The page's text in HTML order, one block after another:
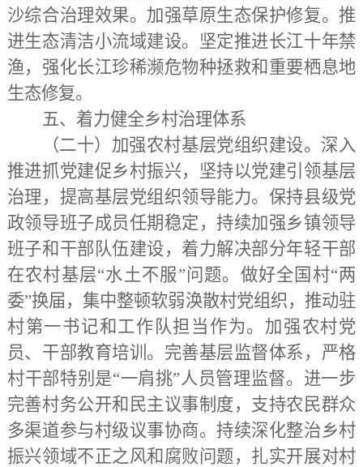
沙综合治理效果。加强草原生态保护修复。推
进生态清洁小流域建设。坚定推进长江十年禁
渔，强化长江珍稀濒危物种拯救和重要栖息地
生态修复。
五、着力健全乡村治理体系
（二十）加强农村基层党组织建设。 深入
推进抓党建促乡村振兴，坚持以党建引领基层
治理，提高基层党组织领导能力。保持县级党
政领导班子成员任期稳定，持续加强乡镇领导
班子和干部队伍建设，着力解决部分年轻干部
在农村基层“水土不服”问题。做好全国村“两
委”换届，集中整顿软弱涣散村党组织，推动驻
村第一书记和工作队担当作为。加强农村党
员、干部教育培训。完善基层监督体系，严格
村干部特别是“一肩挑”人员管理监督。进一步
完善村务公开和民主议事制度，支持农民群众
多渠道参与村级议事协商。持续深化整治乡村
振兴领域不正之风和腐败问题，扎实开展对村